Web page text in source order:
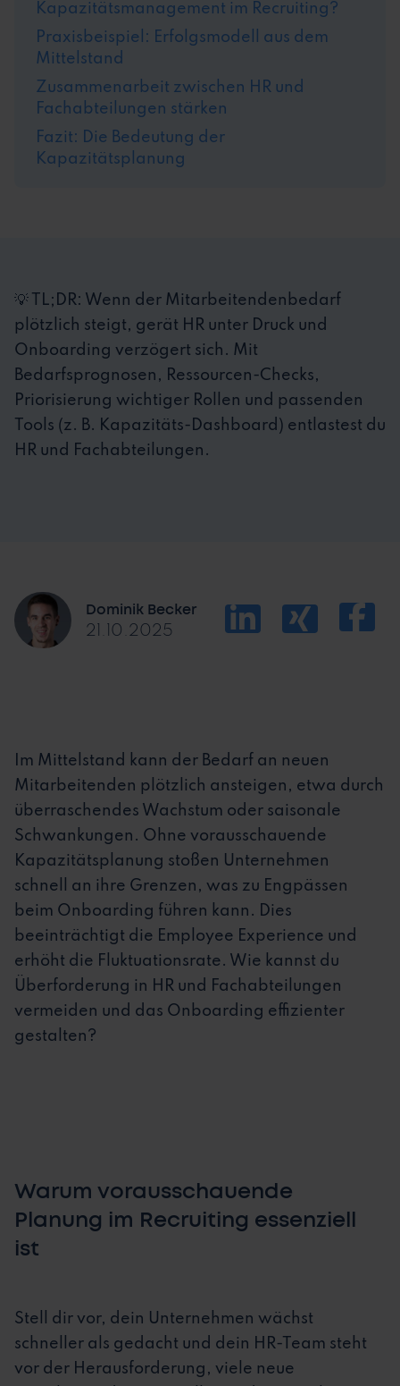
Kapazitätsmanagement im Recruiting?
Praxisbeispiel: Erfolgsmodell aus dem
Mittelstand
Zusammenarbeit zwischen HR und
Fachabteilungen stärken
Fazit: Die Bedeutung der
Kapazitätsplanung
💡 TL;DR: Wenn der Mitarbeitendenbedarf
plötzlich steigt, gerät HR unter Druck und
Onboarding verzögert sich. Mit
Bedarfsprognosen, Ressourcen-Checks,
Priorisierung wichtiger Rollen und passenden
Tools (z. B. Kapazitäts-Dashboard) entlastest du
HR und Fachabteilungen.
Dominik Becker
21.10.2025
Im Mittelstand kann der Bedarf an neuen
Mitarbeitenden plötzlich ansteigen, etwa durch
überraschendes Wachstum oder saisonale
Schwankungen. Ohne vorausschauende
Kapazitätsplanung stoßen Unternehmen
schnell an ihre Grenzen, was zu Engpässen
beim Onboarding führen kann. Dies
beeinträchtigt die Employee Experience und
erhöht die Fluktuationsrate. Wie kannst du
Überforderung in HR und Fachabteilungen
vermeiden und das Onboarding effizienter
gestalten?
Warum vorausschauende
Planung im Recruiting essenziell
ist
Stell dir vor, dein Unternehmen wächst
schneller als gedacht und dein HR-Team steht
vor der Herausforderung, viele neue